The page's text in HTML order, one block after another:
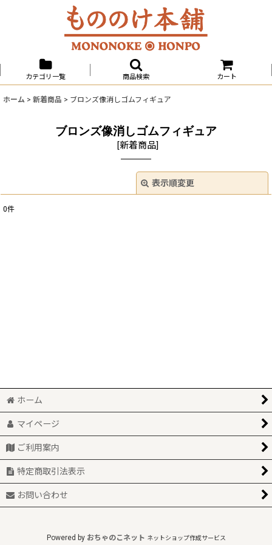
カテゴリ一覧 商品検索 カート
ホーム > 新着商品 > ブロンズ像消しゴムフィギュア
ブロンズ像消しゴムフィギュア
[新着商品]
表示順変更
0件
ホーム
マイページ
ご利用案内
特定商取引法表示
お問い合わせ
Powered by おちゃのこネット ネットショップ作成サービス